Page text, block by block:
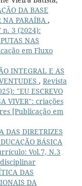
DA BASE
NA PARAÍBA ,
n. 3 (2024):
NAS
em Fluxo
INTEGRAL E AS
, Revista
"EU ESCREVO
VIVER": criações
[Publicação em
DAS DIRETRIZES
BÁSICA
Vol.7, N.3
DAS
DA